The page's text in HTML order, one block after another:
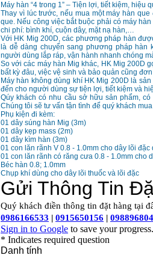
Máy hàn “4 trong 1” – Tiện lợi, tiết kiệm, hiệu
Thay vì lúc trước, nếu mua một máy hàn
que. Nếu công việc bắt buộc phải có máy
chi phí: bình khí, cuộn dây, mặt nạ hàn,…
Với HK Mig 200D, các phương pháp hàn
là dễ dàng chuyển sang phương pháp
người dùng lắp ráp, vận hành nhanh chóng
So với các máy hàn Mig khác, HK Mig 200D
bất kỳ đâu, việc vệ sinh và bảo quản cũng
Máy hàn không dùng khí HK Mig 200D là
đến cho người dùng sự tiện lợi, tiết kiệm và
Qúy khách có nhu cầu sở hữu sản phẩm,
Chúng tôi sẽ tư vấn tận tình để quý khách
Phụ kiện đi kèm:
01 dây súng hàn Mig (3m)
01 dây kẹp mass (2m)
01 dây kìm hàn (3m)
01 con lăn rãnh V 0.8 - 1.0mm cho dây lõi
01 con lăn rãnh có răng cưa 0.8 - 1.0mm cho
Béc hàn 0.8; 1.0mm
Chụp khí dùng cho dây lõi thuốc và lõi đặc